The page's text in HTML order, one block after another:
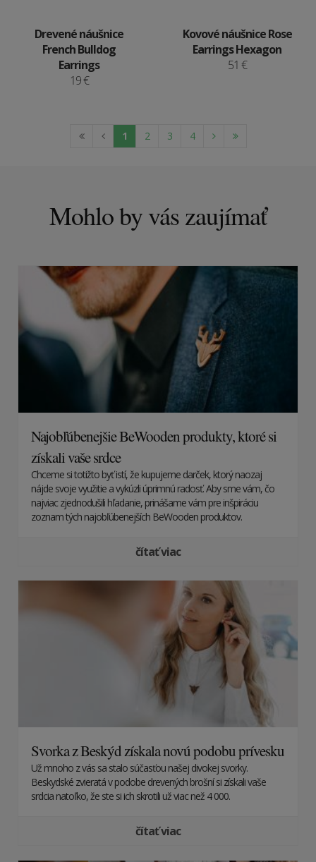
Drevené náušnice
French Bulldog
Earrings
19 €
Kovové náušnice Rose
Earrings Hexagon
51 €
1 2 3 4
Mohlo by vás zaujímať
Najobľúbenejšie BeWooden produkty, ktoré si
získali vaše srdce
Chceme si totižto byť istí, že kupujeme darček, ktorý naozaj
nájde svoje využitie a vykúzli úprimnú radosť. Aby sme vám, čo
najviac zjednodušili hľadanie, prinášame vám pre inšpiráciu
zoznam tých najobľúbenejších BeWooden produktov.
čítať viac
Svorka z Beskýd získala novú podobu prívesku
Už mnoho z vás sa stalo súčasťou našej divokej svorky.
Beskydské zvieratá v podobe drevených brošní si získali vaše
srdcia natoľko, že ste si ich skrotili už viac než 4 000.
čítať viac